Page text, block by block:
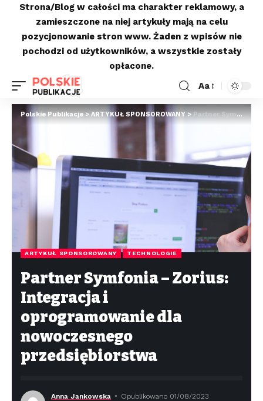
Strona/Blog w całości ma charakter reklamowy, a
zamieszczone na niej artykuły mają na celu
pozycjonowanie stron www. Żaden z wpisów nie
pochodzi od użytkowników, a wszystkie zostały
opłacone.
Aa
Polskie Publikacje>ARTYKUŁ SPONSOROWANY>Partner Symfonia – Zorius: Integracja i oprogramowanie dla nowoczesnego przedsiębiorstwa
ARTYKUŁ SPONSOROWANY TECHNOLOGIE
Partner Symfonia – Zorius:
Integracja i
oprogramowanie dla
nowoczesnego
przedsiębiorstwa
Anna Jankowska
Opublikowano 01/08/2023